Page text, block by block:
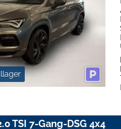
TSI 7-Gang-DSG 4x4